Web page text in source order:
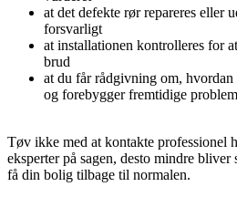
at det defekte rør repareres eller
forsvarligt
at installationen kontrolleres for
brud
at du får rådgivning om, hvordan
og forebygger fremtidige
Tøv ikke med at kontakte professionel
eksperter på sagen, desto mindre
få din bolig tilbage til normalen.